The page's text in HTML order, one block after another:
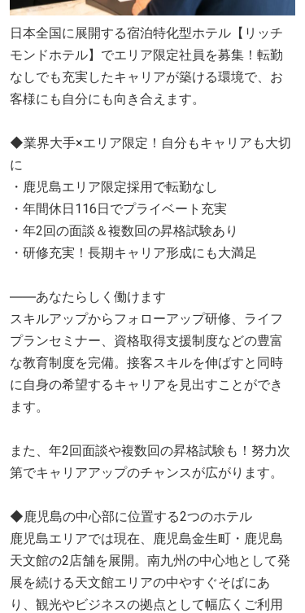
日本全国に展開する宿泊特化型ホテル【リッチ
モンドホテル】でエリア限定社員を募集！転勤
なしでも充実したキャリアが築ける環境で、お
客様にも自分にも向き合えます。
◆業界大手×エリア限定！自分もキャリアも大切
に
・鹿児島エリア限定採用で転勤なし
・年間休日116日でプライベート充実
・年2回の面談＆複数回の昇格試験あり
・研修充実！長期キャリア形成にも大満足
――あなたらしく働けます
スキルアップからフォローアップ研修、ライフ
プランセミナー、資格取得支援制度などの豊富
な教育制度を完備。接客スキルを伸ばすと同時
に自身の希望するキャリアを見出すことができ
ます。
また、年2回面談や複数回の昇格試験も！努力次
第でキャリアアップのチャンスが広がります。
◆鹿児島の中心部に位置する2つのホテル
鹿児島エリアでは現在、鹿児島金生町・鹿児島
天文館の2店舗を展開。南九州の中心地として発
展を続ける天文館エリアの中やすぐそばにあ
り、観光やビジネスの拠点として幅広くご利用